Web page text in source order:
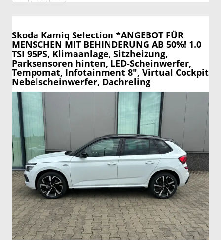
Skoda Kamiq Selection *ANGEBOT FÜR
MENSCHEN MIT BEHINDERUNG AB 50%! 1.0
TSI 95PS, Klimaanlage, Sitzheizung,
Parksensoren hinten, LED-Scheinwerfer,
Tempomat, Infotainment 8", Virtual Cockpit
Nebelscheinwerfer, Dachreling